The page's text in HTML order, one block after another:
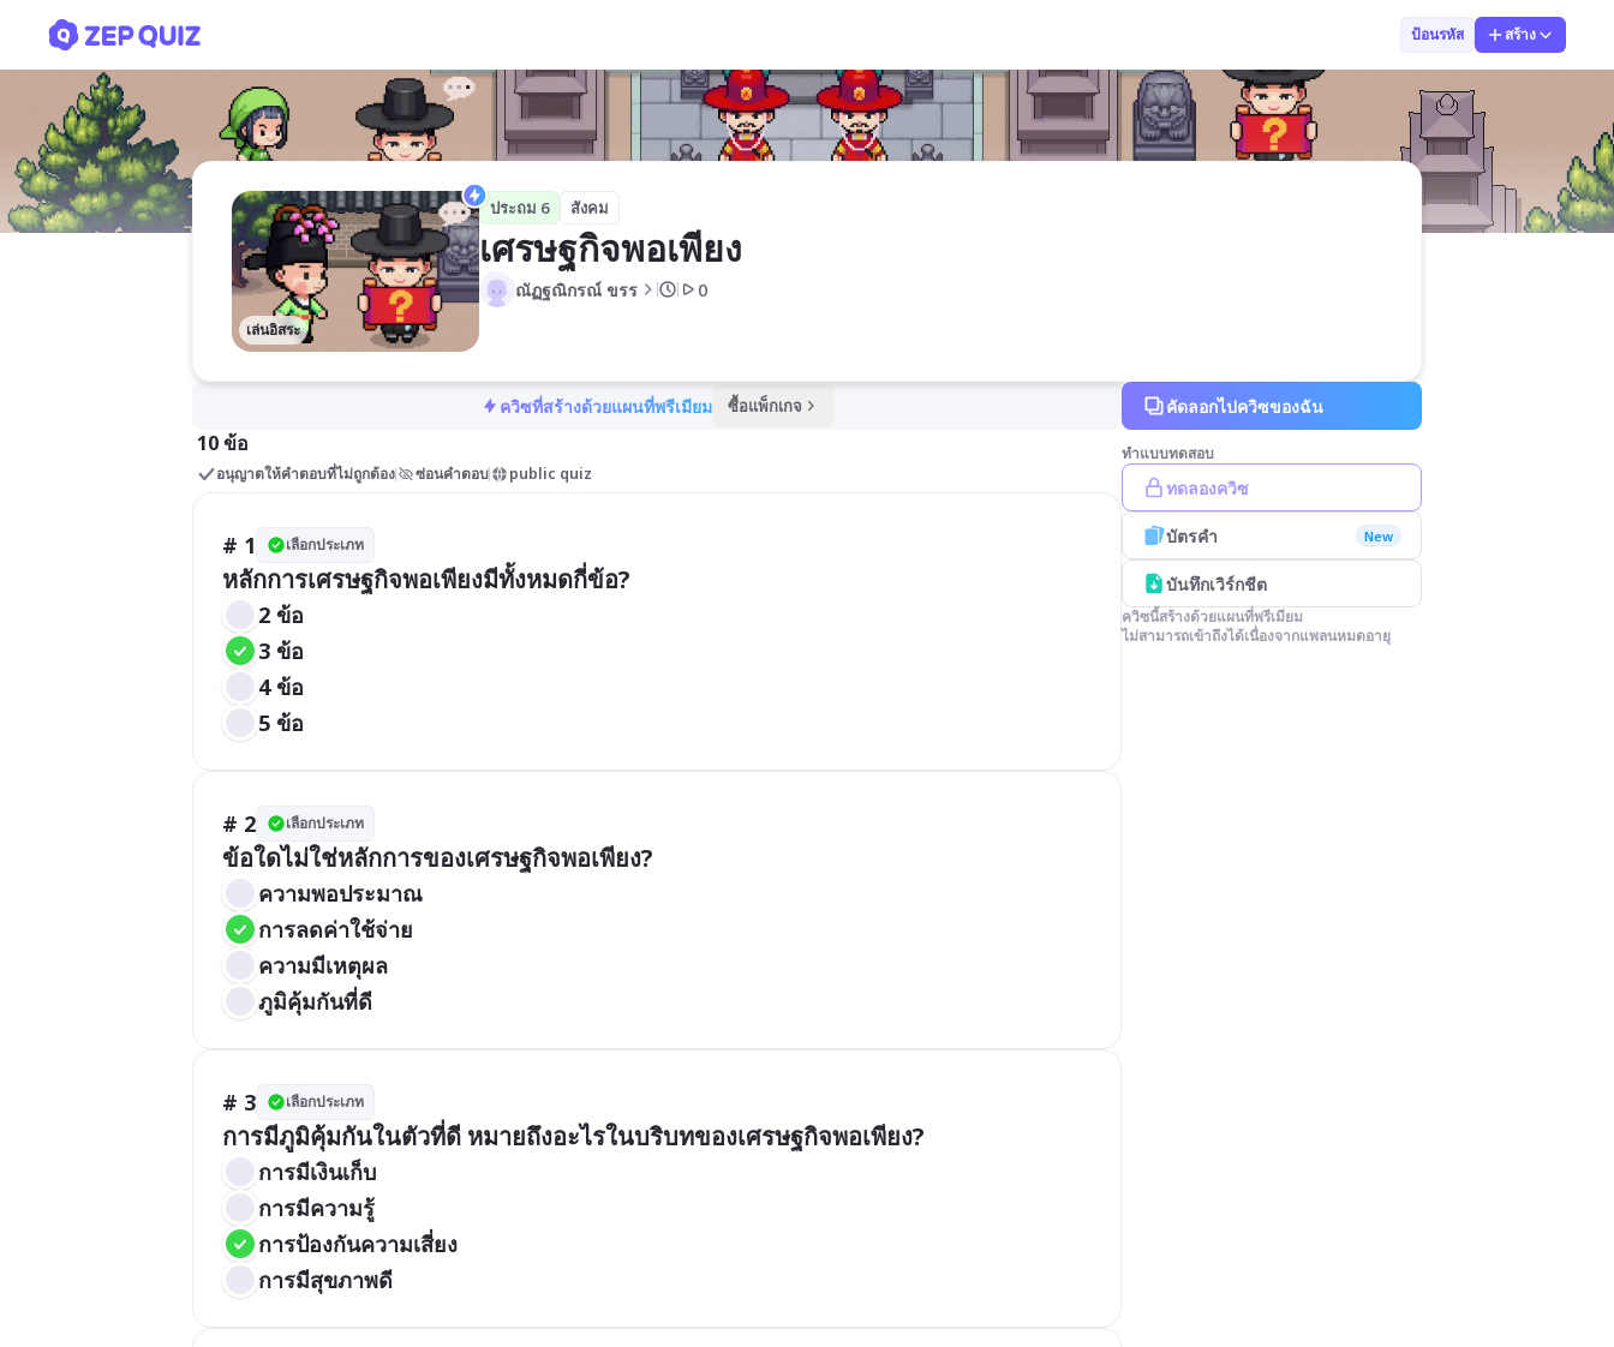
ป้อนรหัส สร้าง
เล่นอิสระ
ประถม 6 สังคม
เศรษฐกิจพอเพียง
ณัฏฐณิกรณ์ ขรร 0
ควิซที่สร้างด้วยแผนที่พรีเมียม ซื้อแพ็กเกจ
10 ข้อ
อนุญาตให้คำตอบที่ไม่ถูกต้อง ซ่อนคำตอบ public quiz
# 1 เลือกประเภท
หลักการเศรษฐกิจพอเพียงมีทั้งหมดกี่ข้อ?
2 ข้อ
3 ข้อ
4 ข้อ
5 ข้อ
# 2 เลือกประเภท
ข้อใดไม่ใช่หลักการของเศรษฐกิจพอเพียง?
ความพอประมาณ
การลดค่าใช้จ่าย
ความมีเหตุผล
ภูมิคุ้มกันที่ดี
# 3 เลือกประเภท
การมีภูมิคุ้มกันในตัวที่ดี หมายถึงอะไรในบริบทของเศรษฐกิจพอเพียง?
การมีเงินเก็บ
การมีความรู้
การป้องกันความเสี่ยง
การมีสุขภาพดี
คัดลอกไปควิซของฉัน
ทำแบบทดสอบ
ทดลองควิซ
บัตรคำ New
บันทึกเวิร์กชีต
ควิซนี้สร้างด้วยแผนที่พรีเมียม
ไม่สามารถเข้าถึงได้เนื่องจากแพลนหมดอายุ